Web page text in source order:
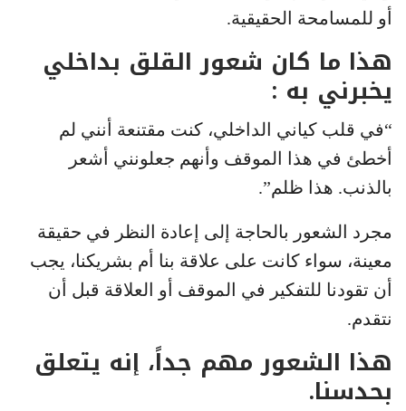
أو للمسامحة الحقيقية.
هذا ما كان شعور القلق بداخلي
يخبرني به :
“في قلب كياني الداخلي، كنت مقتنعة أنني لم
أخطئ في هذا الموقف وأنهم جعلونني أشعر
بالذنب. هذا ظلم”.
مجرد الشعور بالحاجة إلى إعادة النظر في حقيقة
معينة، سواء كانت على علاقة بنا أم بشريكنا، يجب
أن تقودنا للتفكير في الموقف أو العلاقة قبل أن
نتقدم.
هذا الشعور مهم جداً، إنه يتعلق
بحدسنا.